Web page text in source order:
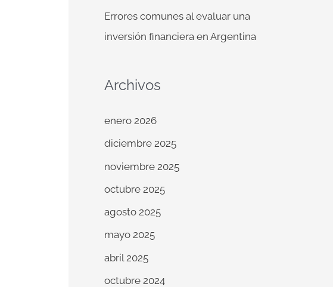
Errores comunes al evaluar una
inversión financiera en Argentina
Archivos
enero 2026
diciembre 2025
noviembre 2025
octubre 2025
agosto 2025
mayo 2025
abril 2025
octubre 2024